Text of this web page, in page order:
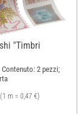
"Timbri
2 pezzi;
(1 m = 0,47 €)